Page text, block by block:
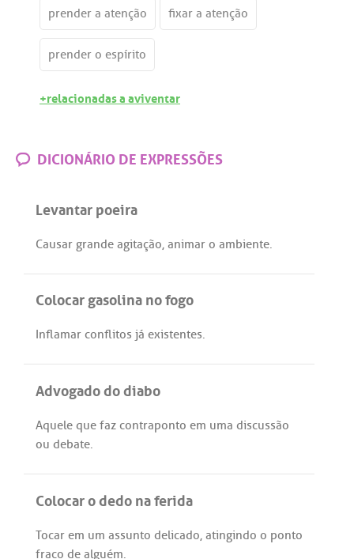
prender a atenção fixar a atenção
prender o espírito
+relacionadas a aviventar
DICIONÁRIO DE EXPRESSÕES
Levantar poeira
Causar grande agitação, animar o ambiente.
Colocar gasolina no fogo
Inflamar conflitos já existentes.
Advogado do diabo
Aquele que faz contraponto em uma discussão
ou debate.
Colocar o dedo na ferida
Tocar em um assunto delicado, atingindo o ponto
fraco de alguém.